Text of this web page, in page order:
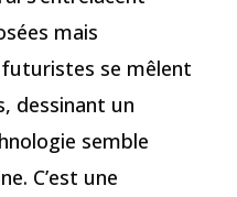
mais
futuristes se mêlent
dessinant un
semble
C’est une